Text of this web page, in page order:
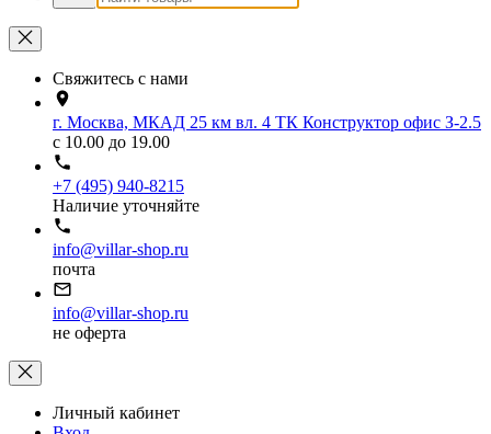
Свяжитесь с нами
г. Москва, МКАД 25 км вл. 4 ТК Конструктор офис З-2.5
с 10.00 до 19.00
+7 (495) 940-8215
Наличие уточняйте
info@villar-shop.ru
почта
info@villar-shop.ru
не оферта
Личный кабинет